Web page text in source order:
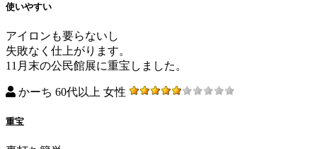
使いやすい
アイロンも要らないし
失敗なく仕上がります。
11月末の公民館展に重宝しました。
かーち 60代以上 女性
重宝